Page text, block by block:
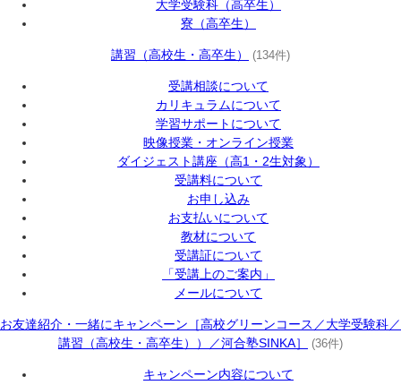
大学受験科（高卒生）
寮（高卒生）
講習（高校生・高卒生） (134件)
受講相談について
カリキュラムについて
学習サポートについて
映像授業・オンライン授業
ダイジェスト講座（高1・2生対象）
受講料について
お申し込み
お支払いについて
教材について
受講証について
「受講上のご案内」
メールについて
お友達紹介・一緒にキャンペーン［高校グリーンコース／大学受験科／
講習（高校生・高卒生））／河合塾SINKA］
(36件)
キャンペーン内容について